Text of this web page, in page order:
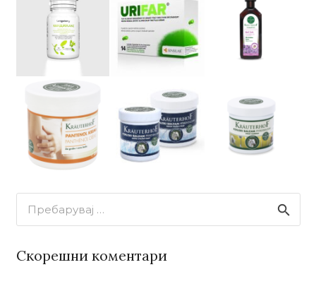
Скорешни коментари